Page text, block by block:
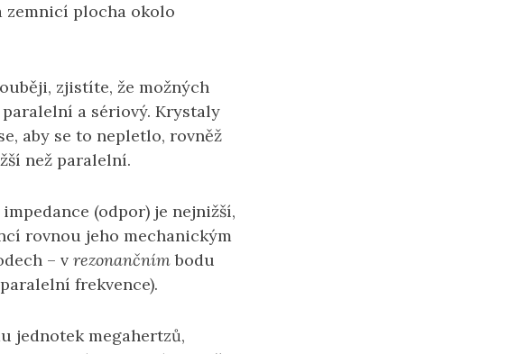
zemnicí plocha okolo
zjistíte, že možných
a sériový. Krystaly
aby se to nepletlo, rovněž
než paralelní.
(odpor) je nejnižší,
rovnou jeho mechanickým
– v rezonančnímbodu
frekvence).
jednotek megahertzů,